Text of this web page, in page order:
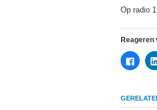
Op radio
Reageren
Klik
om